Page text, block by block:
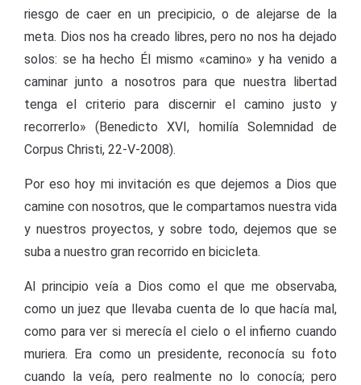
riesgo de caer en un precipicio, o de alejarse de la
meta. Dios nos ha creado libres, pero no nos ha dejado
solos: se ha hecho Él mismo «camino» y ha venido a
caminar junto a nosotros para que nuestra libertad
tenga el criterio para discernir el camino justo y
recorrerlo» (Benedicto XVI, homilía Solemnidad de
Corpus Christi, 22-V-2008).
Por eso hoy mi invitación es que dejemos a Dios que
camine con nosotros, que le compartamos nuestra vida
y nuestros proyectos, y sobre todo, dejemos que se
suba a nuestro gran recorrido en bicicleta.
Al principio veía a Dios como el que me observaba,
como un juez que llevaba cuenta de lo que hacía mal,
como para ver si merecía el cielo o el infierno cuando
muriera. Era como un presidente, reconocía su foto
cuando la veía, pero realmente no lo conocía; pero